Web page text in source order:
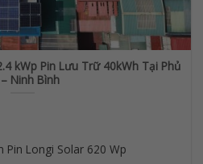
kWp Pin Lưu Trữ 40kWh Tại Phủ
Ninh Bình
Longi Solar 620 Wp